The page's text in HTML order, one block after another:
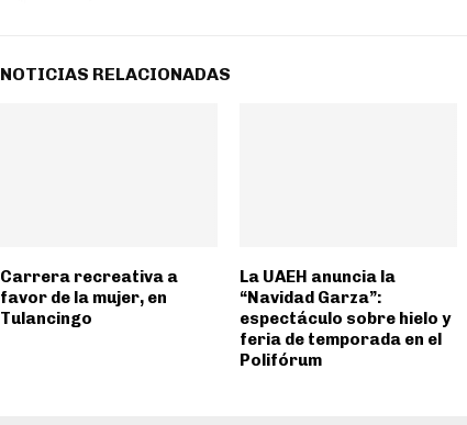
NOTICIAS RELACIONADAS
Carrera recreativa a
favor de la mujer, en
Tulancingo
La UAEH anuncia la
“Navidad Garza”:
espectáculo sobre hielo y
feria de temporada en el
Polifórum